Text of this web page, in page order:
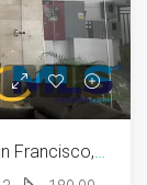
PH Premium Tower Apartamento 8D, San Francisco, Panama